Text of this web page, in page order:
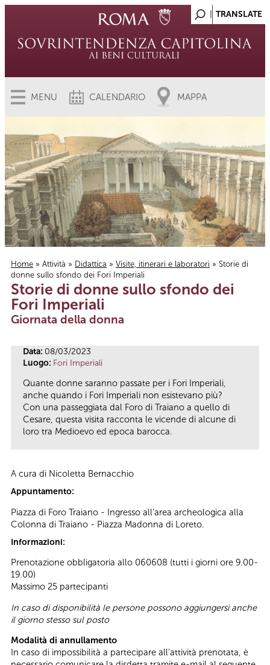
MENU CALENDARIO MAPPA
Tu sei qui
Home » Attività » Didattica » Visite, itinerari e laboratori » Storie di
donne sullo sfondo dei Fori Imperiali
Storie di donne sullo sfondo dei
Fori Imperiali
Giornata della donna
Data: 08/03/2023
Luogo: Fori Imperiali
Quante donne saranno passate per i Fori Imperiali,
anche quando i Fori Imperiali non esistevano più?
Con una passeggiata dal Foro di Traiano a quello di
Cesare, questa visita racconta le vicende di alcune di
loro tra Medioevo ed epoca barocca.
A cura di Nicoletta Bernacchio
Appuntamento:
Piazza di Foro Traiano - Ingresso all'area archeologica alla
Colonna di Traiano - Piazza Madonna di Loreto.
Informazioni:
Prenotazione obbligatoria allo 060608 (tutti i giorni ore 9.00-
19.00)
Massimo 25 partecipanti
In caso di disponibilità le persone possono aggiungersi anche
il giorno stesso sul posto
Modalità di annullamento
In caso di impossibilità a partecipare all’attività prenotata, è